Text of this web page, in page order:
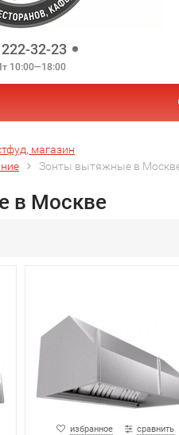
32-23
10:00—18:00
магазин
Зонты вытяжные в
в Москве
избранное сравнить